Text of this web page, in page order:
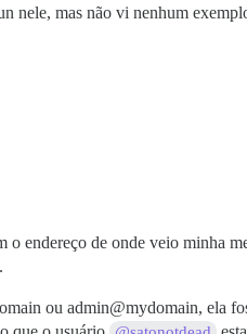
nele, mas não vi nenhum
o endereço de onde veio minha
ou admin@mydomain, ela